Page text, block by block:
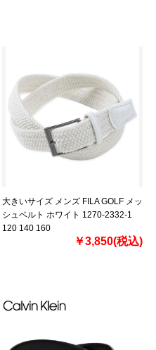
大きいサイズ メンズ FILA GOLF メッ
シュベルト ホワイト 1270-2332-1
120 140 160
￥3,850(税込)